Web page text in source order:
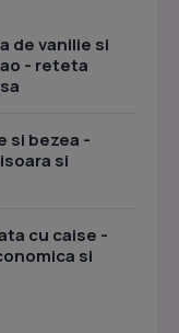
de vanilie si
- reteta
si bezea -
si
cu caise -
si